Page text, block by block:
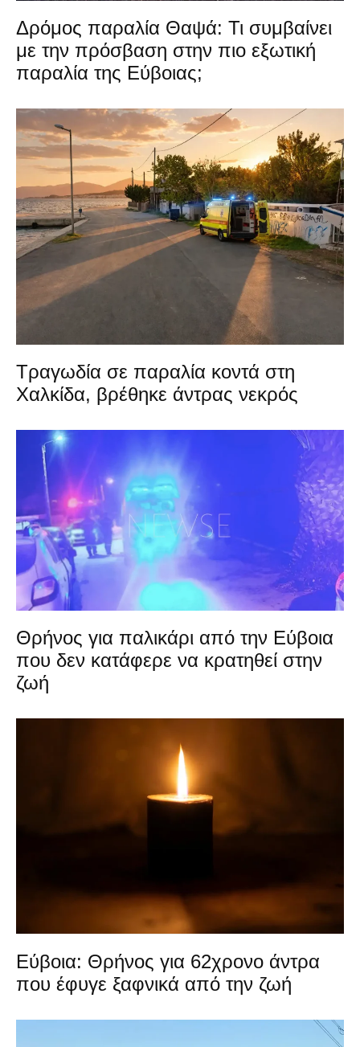
Δρόμος παραλία Θαψά: Τι συμβαίνει
με την πρόσβαση στην πιο εξωτική
παραλία της Εύβοιας;
Τραγωδία σε παραλία κοντά στη
Χαλκίδα, βρέθηκε άντρας νεκρός
Θρήνος για παλικάρι από την Εύβοια
που δεν κατάφερε να κρατηθεί στην
ζωή
Εύβοια: Θρήνος για 62χρονο άντρα
που έφυγε ξαφνικά από την ζωή